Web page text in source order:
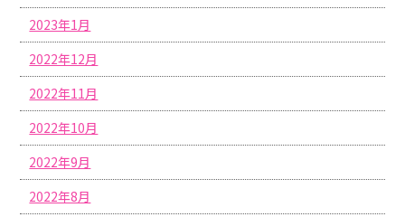
2023年1月
2022年12月
2022年11月
2022年10月
2022年9月
2022年8月